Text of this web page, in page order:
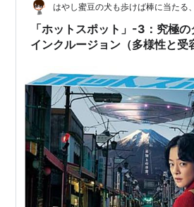
TV「A side B」第1回出演
TV「ウソコイ」第4回出演
農林中央金庫CM出演
TV「仮面ライダーアギト」出演
映画「ダンボールハウスガール
TV金曜エンタテイメント「こ
CM森永製菓「小枝」出演
TV「木更津キャッツアイ」 出
映画「多摩川少女戦争」出演
はやし蜜豆の犬も歩けば棒に当たる、
「ホットスポット」-3：究極
インクルージョン（多様性と受